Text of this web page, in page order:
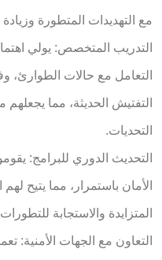
مع التهديدات المتطورة
التدريب المتخصص: يولي
التعامل مع حالات
التفتيش الحديثة، مما
التحديات.
التحديث الدوري للبرامج:
الأمان باستمرار، مما يتيح
المتزايدة والاستجابة
التعاون مع الجهات